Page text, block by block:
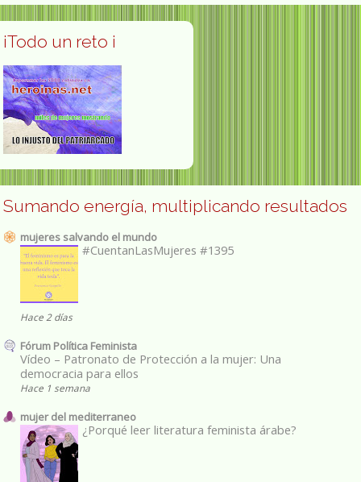
¡Todo un reto ¡
Sumando energía, multiplicando resultados
mujeres salvando el mundo
#CuentanLasMujeres #1395
Hace 2 días
Fórum Política Feminista
Vídeo – Patronato de Protección a la mujer: Una
democracia para ellos
Hace 1 semana
mujer del mediterraneo
¿Porqué leer literatura feminista árabe?